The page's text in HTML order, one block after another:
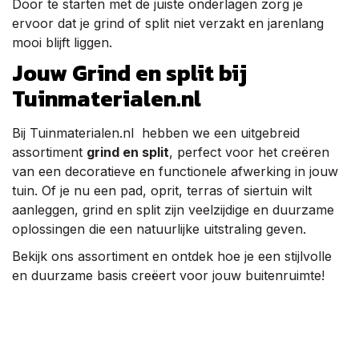
Door te starten met de juiste onderlagen zorg je
ervoor dat je grind of split niet verzakt en jarenlang
mooi blijft liggen.
Jouw Grind en split bij
Tuinmaterialen.nl
Bij Tuinmaterialen.nl hebben we een uitgebreid
assortiment grind en split, perfect voor het creëren
van een decoratieve en functionele afwerking in jouw
tuin. Of je nu een pad, oprit, terras of siertuin wilt
aanleggen, grind en split zijn veelzijdige en duurzame
oplossingen die een natuurlijke uitstraling geven.
Bekijk ons assortiment en ontdek hoe je een stijlvolle
en duurzame basis creëert voor jouw buitenruimte!